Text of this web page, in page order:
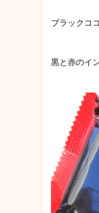
ブラックコ
黒と赤のイ